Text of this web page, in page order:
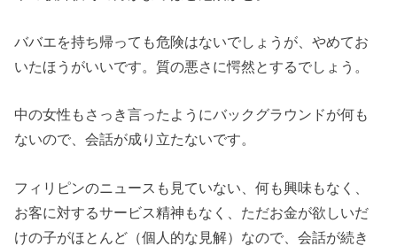
ババエを持ち帰っても危険はないでしょうが、やめてお
いたほうがいいです。質の悪さに愕然とするでしょう。
中の女性もさっき言ったようにバックグラウンドが何も
ないので、会話が成り立たないです。
フィリピンのニュースも見ていない、何も興味もなく、
お客に対するサービス精神もなく、ただお金が欲しいだ
けの子がほとんど（個人的な見解）なので、会話が続き